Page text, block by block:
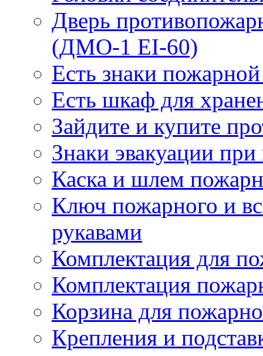
Дверь
(ДМО-1 EI-60)
Есть знаки
Есть шкаф для
Зайдите и купите
Знаки эвакуации
Каска и шлем
Ключ пожарного и
рукавами
Комплектация для
Комплектация
Корзина для
Крепления и